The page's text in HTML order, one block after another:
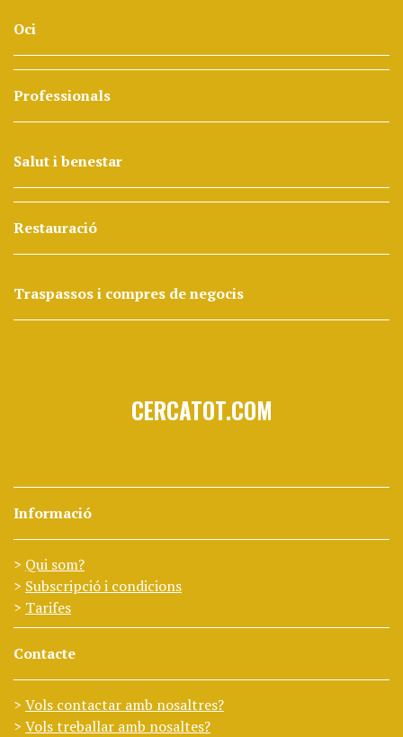
Oci
Professionals
Salut i benestar
Restauració
Traspassos i compres de negocis
CERCATOT.COM
Informació
Qui som?
Subscripció i condicions
Tarifes
Contacte
Vols contactar amb nosaltres?
Vols treballar amb nosaltes?